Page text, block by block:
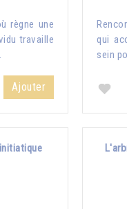
règne une
travaille
Ajouter
qui
sein